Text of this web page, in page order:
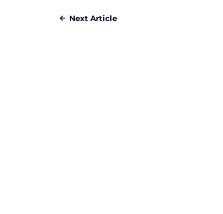
Next Article